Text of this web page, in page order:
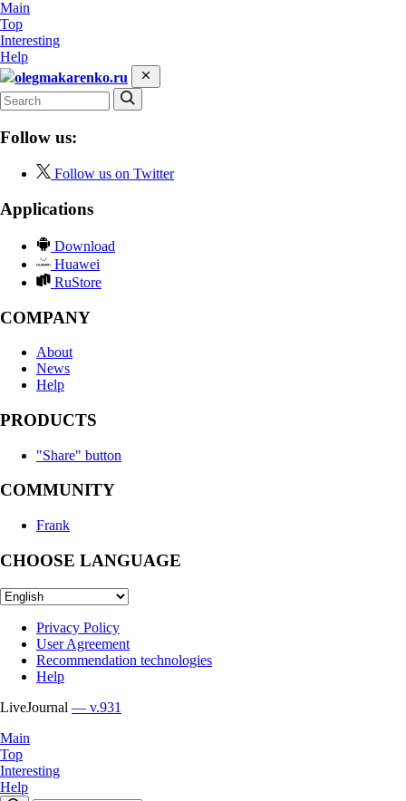
Main
Top
Interesting
Help
olegmakarenko.ru
Follow us:
Follow us on Twitter
Applications
Download
Huawei
RuStore
COMPANY
About
News
Help
PRODUCTS
"Share" button
COMMUNITY
Frank
CHOOSE LANGUAGE
Privacy Policy
User Agreement
Recommendation technologies
Help
LiveJournal — v.931
Main
Top
Interesting
Help